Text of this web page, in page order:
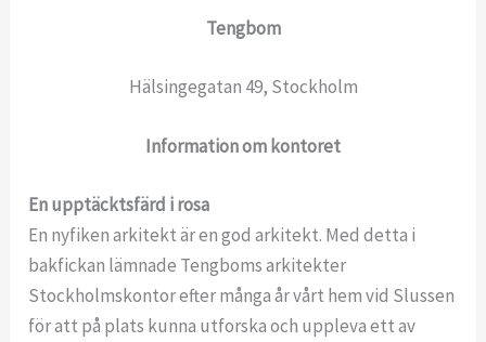
Tengbom
Hälsingegatan 49, Stockholm
Information om kontoret
En upptäcktsfärd i rosa
En nyfiken arkitekt är en god arkitekt. Med detta i
bakfickan lämnade Tengboms arkitekter
Stockholmskontor efter många år vårt hem vid Slussen
för att på plats kunna utforska och uppleva ett av